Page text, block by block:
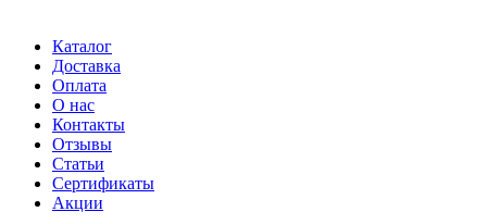
Каталог
Доставка
Оплата
О нас
Контакты
Отзывы
Статьи
Сертификаты
Акции